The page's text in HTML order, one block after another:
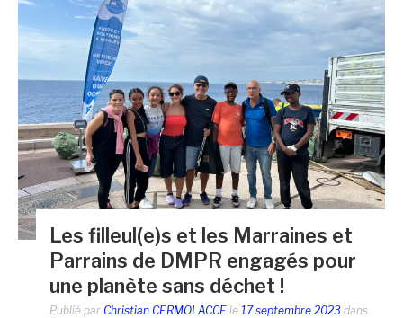
Les filleul(e)s et les Marraines et
Parrains de DMPR engagés pour
une planète sans déchet !
Publié par Christian CERMOLACCE le 17 septembre 2023 dans